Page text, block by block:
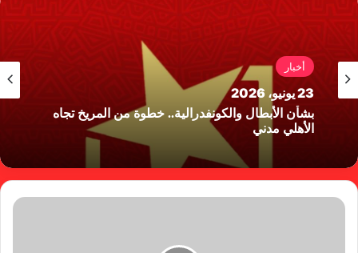
أخبار
23 يونيو، 2026
بشأن الأبطال والكونفدرالية.. خطوة من المريخ تجاه
الأهلي مدني